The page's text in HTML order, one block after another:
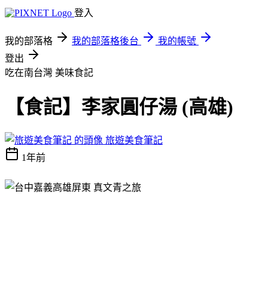
登入
我的部落格 我的部落格後台
我的帳號
登出
吃在南台灣 美味食記
【食記】李家圓仔湯 (高雄)
旅遊美食筆記
1年前